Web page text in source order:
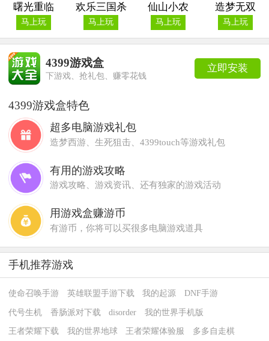
曙光重临
马上玩
欢乐三国杀
马上玩
仙山小农
马上玩
造梦无双
马上玩
立即安装
4399游戏盒
下游戏、抢礼包、赚零花钱
4399游戏盒特色
超多电脑游戏礼包
造梦西游、生死狙击、4399touch等游戏礼包
有用的游戏攻略
游戏攻略、游戏资讯、还有独家的游戏活动
用游戏盒赚游币
有游币，你将可以买很多电脑游戏道具
手机推荐游戏
使命召唤手游 英雄联盟手游下载 我的起源 DNF手游
代号生机 香肠派对下载 disorder 我的世界手机版
王者荣耀下载 我的世界地球 王者荣耀体验服 多多自走棋